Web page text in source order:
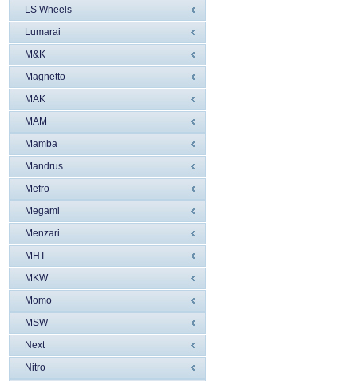
LS Wheels
Lumarai
M&K
Magnetto
MAK
MAM
Mamba
Mandrus
Mefro
Megami
Menzari
MHT
MKW
Momo
MSW
Next
Nitro